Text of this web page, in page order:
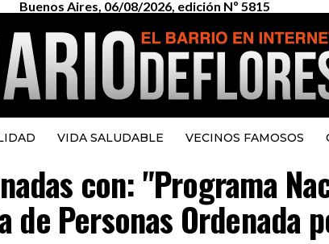
Buenos Aires, 06/08/2026, edición Nº 5815
VIDA SALUDABLE VECINOS FAMOSOS
con: "Programa
de Personas Ordenada